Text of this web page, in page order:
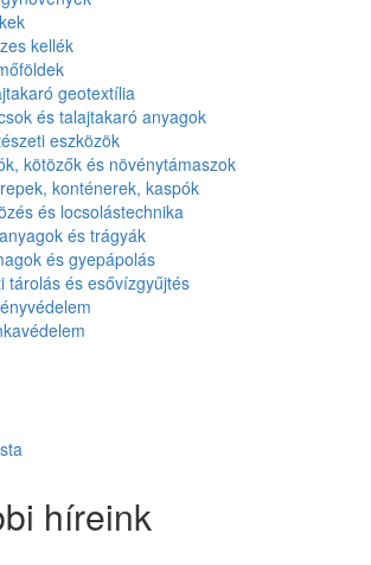
kellék
geotextília
és talajtakaró anyagok
eszközök
kötözők és növénytámaszok
konténerek, kaspók
és locsolástechnika
és trágyák
és gyepápolás
tárolás és esővízgyűjtés
híreink